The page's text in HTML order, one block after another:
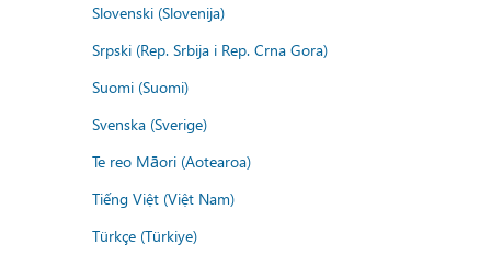
Slovenski (Slovenija)
Srpski (Rep. Srbija i Rep. Crna Gora)
Suomi (Suomi)
Svenska (Sverige)
Te reo Māori (Aotearoa)
Tiếng Việt (Việt Nam)
Türkçe (Türkiye)